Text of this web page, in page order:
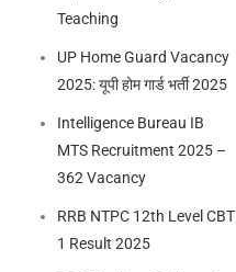
Teaching
UP Home Guard Vacancy
2025: यूपी होम गार्ड भर्ती 2025
Intelligence Bureau IB
MTS Recruitment 2025 –
362 Vacancy
RRB NTPC 12th Level CBT
1 Result 2025